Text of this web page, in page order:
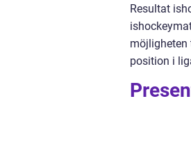
Resultat
möjligheten
position i